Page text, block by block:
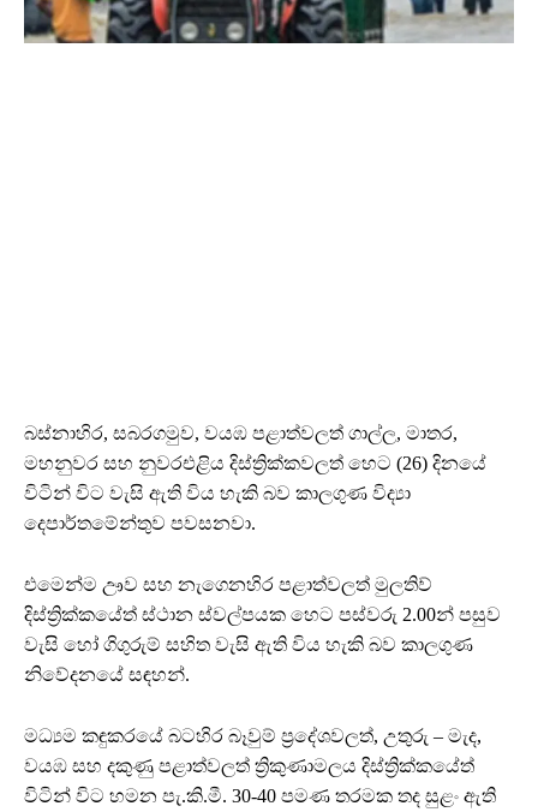
බස්නාහිර, සබරගමුව, වයඹ පළාත්වලත් ගාල්ල, මාතර,
මහනුවර සහ නුවරඑළිය දිස්ත්‍රික්කවලත් හෙට (26) දිනයේ
විටින් විට වැසි ඇති විය හැකි බව කාලගුණ විද්‍යා
දෙපාර්තමේන්තුව පවසනවා.
එමෙන්ම ඌව සහ නැගෙනහිර පළාත්වලත් මුලතිව්
දිස්ත්‍රික්කයේත් ස්ථාන ස්වල්පයක හෙට පස්වරු 2.00න් පසුව
වැසි හෝ ගිගුරුම් සහිත වැසි ඇති විය හැකි බව කාලගුණ
නිවේදනයේ සඳහන්.
මධ්‍යම කඳුකරයේ බටහිර බෑවුම් ප්‍රදේශවලත්, උතුරු – මැද,
වයඹ සහ දකුණු පළාත්වලත් ත්‍රිකුණාමලය දිස්ත්‍රික්කයේත්
විටින් විට හමන පැ.කි.මී. 30-40 පමණ තරමක තද සුළං ඇති